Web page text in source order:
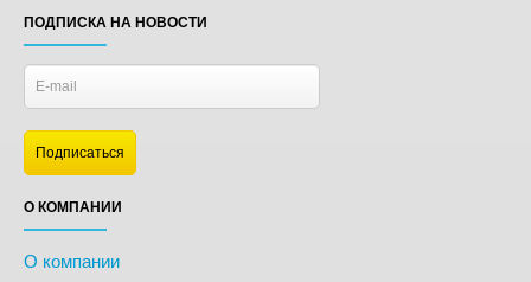
ПОДПИСКА НА НОВОСТИ
О КОМПАНИИ
О компании